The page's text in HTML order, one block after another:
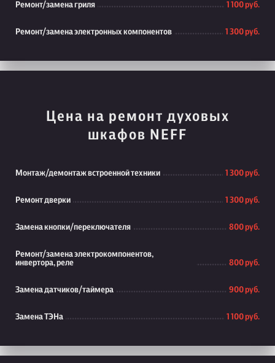
Ремонт/замена гриля 1 100 руб.
Ремонт/замена электронных компонентов 1 300 руб.
Цена на ремонт духовых
шкафов NEFF
Монтаж/демонтаж встроенной техники 1 300 руб.
Ремонт дверки 1 300 руб.
Замена кнопки/переключателя 800 руб.
Ремонт/замена электрокомпонентов,
инвертора, реле
800 руб.
Замена датчиков/таймера 900 руб.
Замена ТЭНа 1 100 руб.